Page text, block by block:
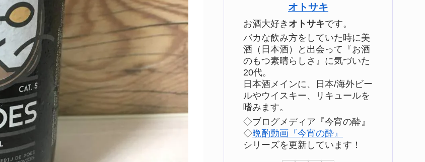
オトサキ
お酒大好き オトサキです。
バカな飲み方をしていた時に美
酒（日本酒）と出会って『お酒
のもつ素晴らしさ』に気づいた
20代。
日本酒メインに、日本/海外ビー
ルやウイスキー、リキュールを
嗜みます。
◇ブログメディア『今宵の酔』
◇晩酌動画『今宵の酔』
シリーズを更新しています！